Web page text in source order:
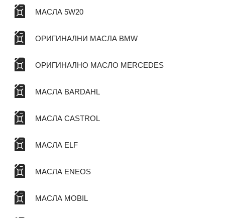
МАСЛА 5W20
ОРИГИНАЛНИ МАСЛА BMW
ОРИГИНАЛНО МАСЛО MERCEDES
МАСЛА BARDAHL
МАСЛА CASTROL
МАСЛА ELF
МАСЛА ENEOS
МАСЛА MOBIL